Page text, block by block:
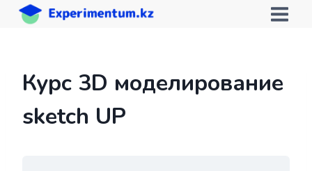
Перейти
Курс 3D моделирование
sketch UP